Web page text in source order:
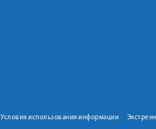
Условия использования информации